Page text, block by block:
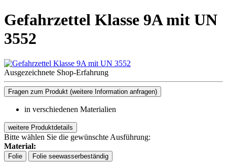
Gefahrzettel Klasse 9A mit UN
3552
Ausgezeichnete Shop-Erfahrung
Fragen zum Produkt (weitere Information anfragen)
in verschiedenen Materialien
weitere Produktdetails
Bitte wählen Sie die gewünschte Ausführung:
Material:
Folie Folie seewasserbeständig